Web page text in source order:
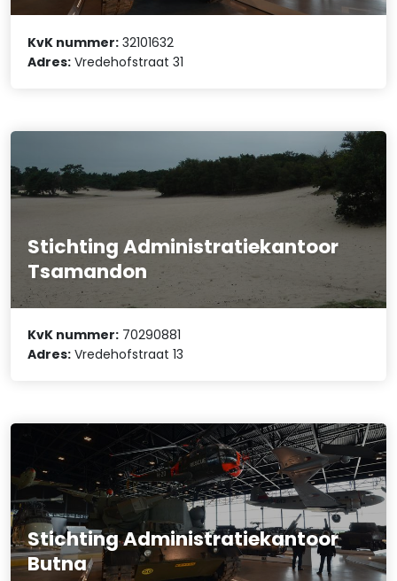
KvK nummer: 32101632
Adres: Vredehofstraat 31
Stichting Administratiekantoor
Tsamandon
KvK nummer: 70290881
Adres: Vredehofstraat 13
Stichting Administratiekantoor
Butna